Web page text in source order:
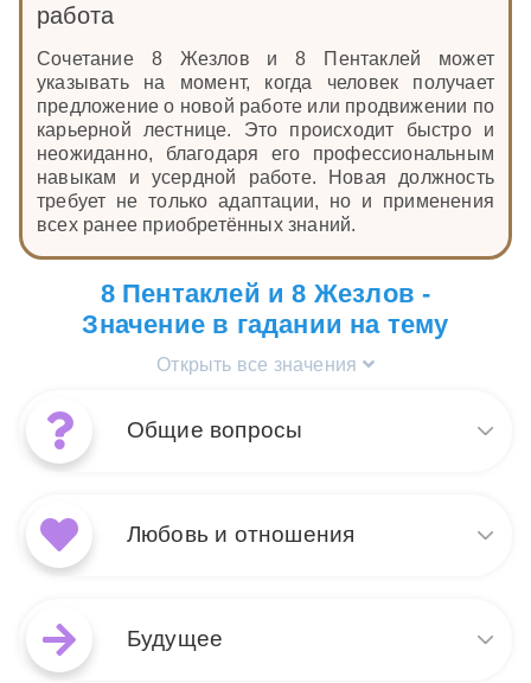
работа
Сочетание 8 Жезлов и 8 Пентаклей может
указывать на момент, когда человек получает
предложение о новой работе или продвижении по
карьерной лестнице. Это происходит быстро и
неожиданно, благодаря его профессиональным
навыкам и усердной работе. Новая должность
требует не только адаптации, но и применения
всех ранее приобретённых знаний.
8 Пентаклей и 8 Жезлов -
Значение в гадании на тему
Открыть все значения
Общие вопросы
Жезлов и 8 Пентаклей в
символизирует быстрые
Любовь и отношения
Будущее